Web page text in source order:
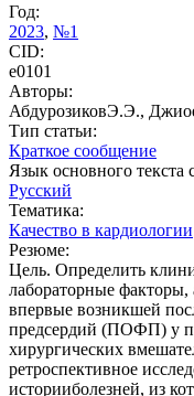
Год:
2023, №1
CID:
e0101
Авторы:
АбдурозиковЭ.Э.,
Тип статьи:
Краткое сообщение
Язык основного текста
Русский
Тематика:
Качество в кардиологии
Резюме:
Цель. Определить
лабораторные
впервые возникшей
предсердий (ПОФП) у
хирургических
ретроспективное
историиболезней, из